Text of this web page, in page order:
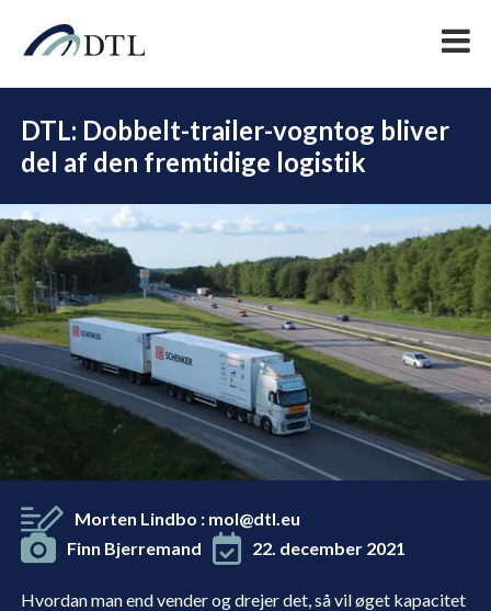
DEL
DTL: Dobbelt-trailer-vogntog bliver
del af den fremtidige logistik
Hvordan man end vender og drejer det, så vil øget kapacitet
Morten Lindbo : mol@dtl.eu
Finn Bjerremand
22. december 2021